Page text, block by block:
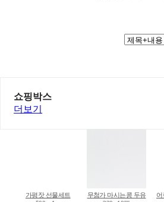
쇼핑박스
더보기
가평잣 선물세트
무첨가 마시는콩 두유
어